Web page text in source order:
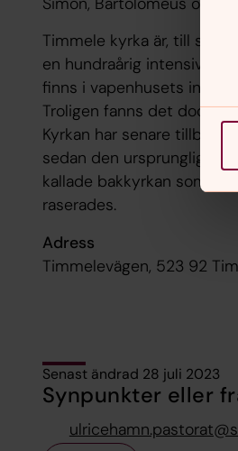
Timmele kyrka är, till sina
en hundraårig intensiv
finns i vapenhusets inre
Troligen fanns det dock
Kyrkan har senare
sedan den ursprungliga
kallade bakkyrkan som
raserades.
Adress
Timmelevägen, 523 92
Senast ändrad 28 juli 2023
Synpunkter eller